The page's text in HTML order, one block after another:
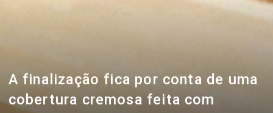
A finalização fica por conta de uma
cobertura cremosa feita com